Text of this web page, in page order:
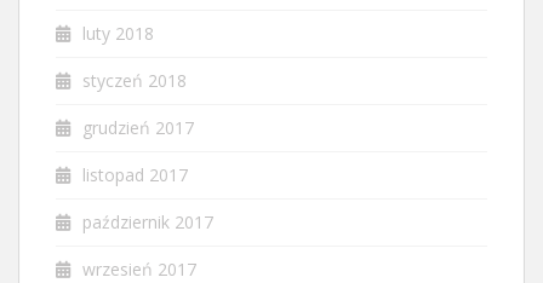
luty 2018
styczeń 2018
grudzień 2017
listopad 2017
październik 2017
wrzesień 2017